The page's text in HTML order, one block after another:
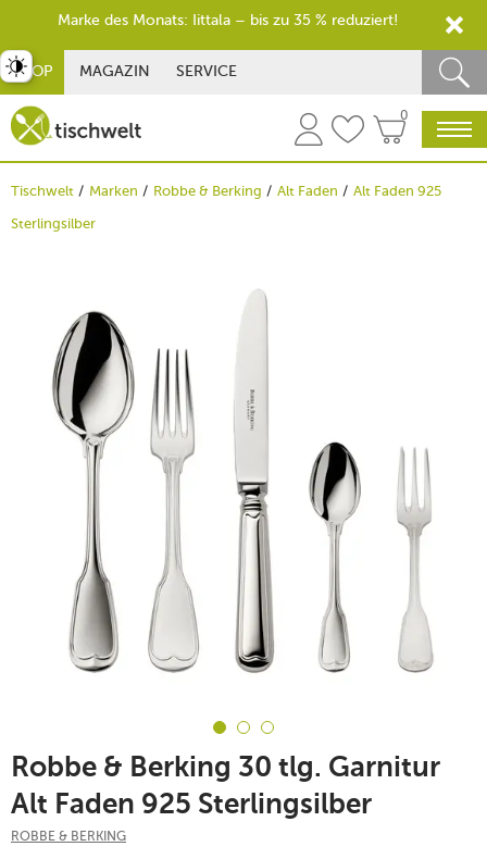
SHOP MAGAZIN SERVICE
0
Tischwelt Marken Robbe & Berking Alt Faden
Alt Faden 925
Sterlingsilber
Robbe & Berking 30 tlg. Garnitur
Alt Faden 925 Sterlingsilber
ROBBE & BERKING
umschalten
Marke des Monats: Iittala – bis zu 35 % reduziert!